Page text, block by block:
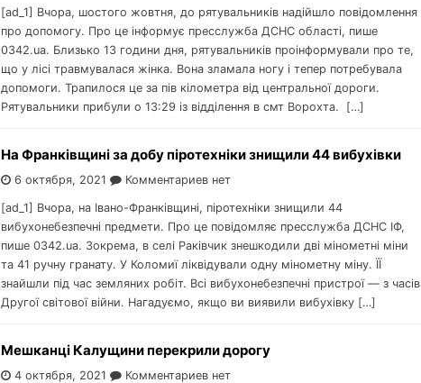
[ad_1] Вчора, шостого жовтня, до рятувальників надійшло повідомлення
про допомогу. Про це інформує пресслужба ДСНС області, пише
0342.ua. Близько 13 години дня, рятувальників проінформували про те,
що у лісі травмувалася жінка. Вона зламала ногу і тепер потребувала
допомоги. Трапилося це за пів кілометра від центральної дороги.
Рятувальники прибули о 13:29 із відділення в смт Ворохта. […]
На Франківщині за добу піротехніки знищили 44 вибухівки
6 октября, 2021 Комментариев нет
[ad_1] Вчора, на Івано-Франківщині, піротехніки знищили 44
вибухонебезпечні предмети. Про це повідомляє пресслужба ДСНС ІФ,
пише 0342.ua. Зокрема, в селі Раківчик знешкодили дві мінометні міни
та 41 ручну гранату. У Коломиї ліквідували одну мінометну міну. ЇЇ
знайшли під час земляних робіт. Всі вибухонебезпечні пристрої — з часів
Другої світової війни. Нагадуємо, якщо ви виявили вибухівку […]
Мешканці Калущини перекрили дорогу
4 октября, 2021 Комментариев нет